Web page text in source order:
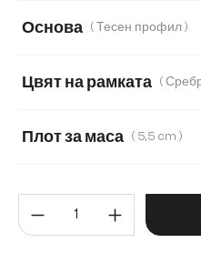
280 cm
Основа ( Тесен профил )
Цвят на рамката
Плот за маса ( 5,5 cm )